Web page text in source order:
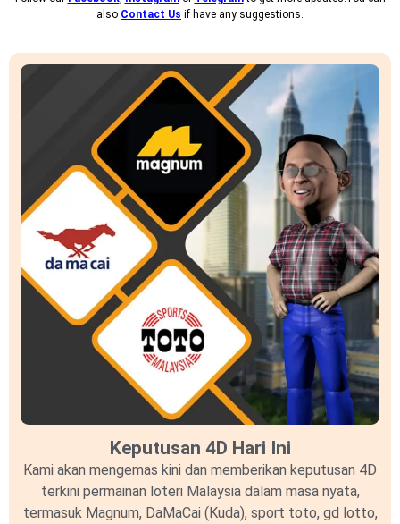
also Contact Us if have any suggestions.
Keputusan 4D Hari Ini
Kami akan mengemas kini dan memberikan keputusan 4D
terkini permainan loteri Malaysia dalam masa nyata,
termasuk Magnum, DaMaCai (Kuda), sport toto, gd lotto,